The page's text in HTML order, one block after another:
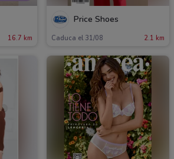
16.7 km
Price Shoes
Caduca el 31/08 2.1 km